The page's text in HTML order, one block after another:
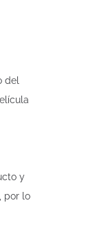
del
y
por lo